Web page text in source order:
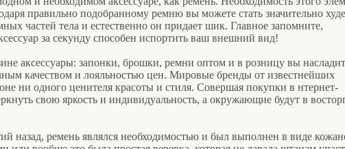
правильно подобранному ремню вы можете стать значительно
частей тела и естественно он придает шик. Главное запомните,
за секунду способен испортить ваш внешний вид!
аксессуары: запонки, брошки, ремни оптом и в розницу вы
качеством и лояльностью цен. Мировые бренды от известнейших
ни одного ценителя красоты и стиля. Совершая покупки в нтернет-
свою яркость и индивидуальность, а окружающие будут в
назад, ремень являлся необходимостью и был выполнен в виде